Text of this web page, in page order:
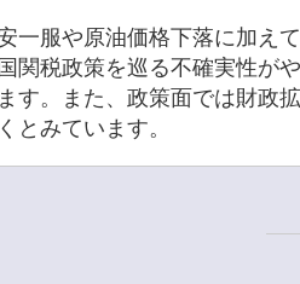
一服や原油価格下落に加え
関税政策を巡る不確実性が
す。また、政策面では財政
とみています。